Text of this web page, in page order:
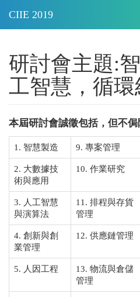
研討會主題:
工智慧，循環
本屆研討會誠徵包括，但不
1. 智慧製造 9. 專案管理
2. 大數據技
術與應用
10. 作業研究
3. 人工智慧
與演算法
11. 排程與存貨
管理
4. 創新與創
業管理
12. 供應鏈管理
5. 人因工程
13. 物流與倉儲
管理